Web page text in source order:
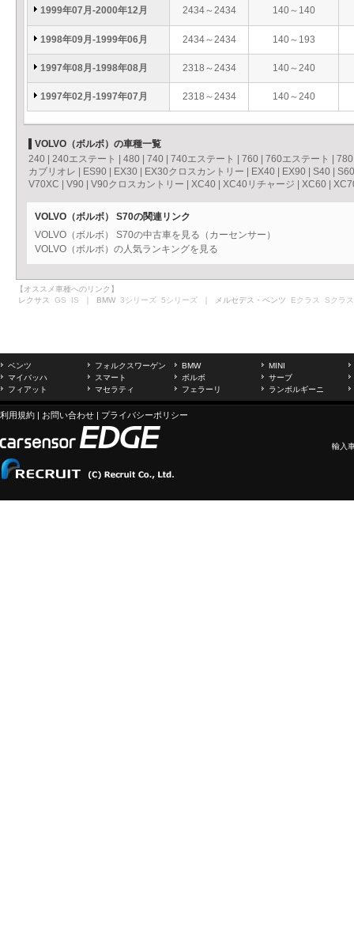
1999年07月-2000年12月 2434～2434 140～140
1998年09月-1999年06月 2434～2434 140～193
1997年08月-1998年08月 2318～2434 140～240
1997年02月-1997年07月 2318～2434 140～240
VOLVO（ボルボ）の車種一覧
240
240エステート 480 740 740エステート 760 760エステート 780
カブリオレ
ES90 EX30 EX30クロスカントリー EX40 EX90 S40
S60
V70XC
V90 V90クロスカントリー XC40 XC40リチャージ XC60
VOLVO（ボルボ） S70の関連リンク
VOLVO（ボルボ） S70の中古車を見る（カーセンサー）
VOLVO（ボルボ）の人気ランキングを見る
【オススメ車種へのリンク】
レクサス GS IS ｜ BMW 3シリーズ 5シリーズ ｜ メルセデス・ベンツ Eクラス Sクラス
ベンツ フォルクスワーゲン BMW
MINI
マイバッハ
スマート ボルボ
サーブ
フィアット
マセラティ フェラーリ ランボルギーニ
利用規約 | お問い合わせ | プライバシーポリシー
輸入